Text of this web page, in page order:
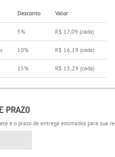
Desconto Valor
5% R$ 17,09 (cada)
10% R$ 16,19 (cada)
15% R$ 15,29 (cada)
PRAZO
e o prazo de entrega estimados para sua